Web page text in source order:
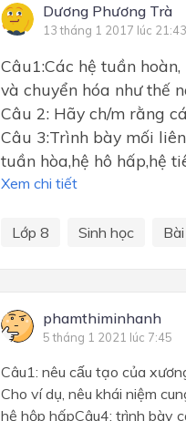
Dương Phương Trà
13 tháng 1 2017 lúc 21:43
Câu1:Các hệ tuần
và chuyển hóa như thế
Câu 2: Hãy ch/m rằng
Câu 3:Trình bày mối
tuần hòa,hệ hô hấp,hệ
Xem chi tiết
Lớp 8 Sinh học
phamthiminhanh
5 tháng 1 2021 lúc 7:45
Câu1: nêu cấu tạo của
Cho ví dụ, nêu khái niệm
hệ hộp hấpCâu4: trình bày